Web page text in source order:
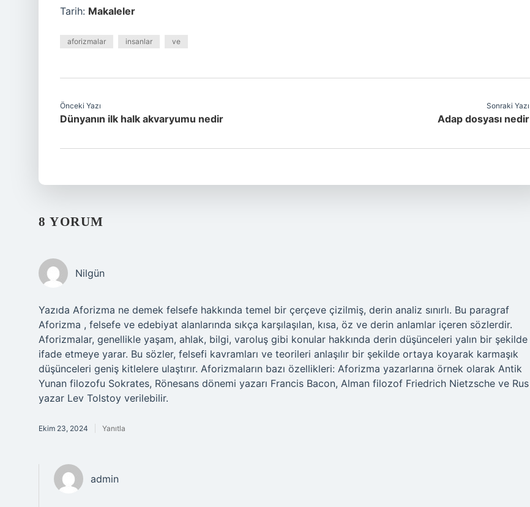
Tarih: Makaleler
aforizmalar insanlar ve
Önceki Yazı
Dünyanın ilk halk akvaryumu nedir
Sonraki Yazı
Adap dosyası nedir
8 YORUM
Nilgün
Yazıda Aforizma ne demek felsefe hakkında temel bir çerçeve çizilmiş, derin analiz sınırlı. Bu paragraf
Aforizma , felsefe ve edebiyat alanlarında sıkça karşılaşılan, kısa, öz ve derin anlamlar içeren sözlerdir.
Aforizmalar, genellikle yaşam, ahlak, bilgi, varoluş gibi konular hakkında derin düşünceleri yalın bir şekilde
ifade etmeye yarar. Bu sözler, felsefi kavramları ve teorileri anlaşılır bir şekilde ortaya koyarak karmaşık
düşünceleri geniş kitlelere ulaştırır. Aforizmaların bazı özellikleri: Aforizma yazarlarına örnek olarak Antik
Yunan filozofu Sokrates, Rönesans dönemi yazarı Francis Bacon, Alman filozof Friedrich Nietzsche ve Rus
yazar Lev Tolstoy verilebilir.
Ekim 23, 2024 Yanıtla
admin